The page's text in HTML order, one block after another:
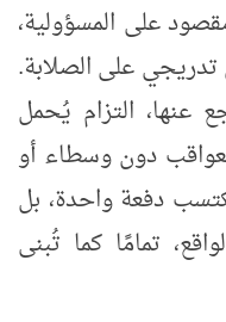
على المسؤولية،
تدريجي على الصلابة.
عنها، التزام يُحمل
دون وسطاء أو
دفعة واحدة، بل
تمامًا كما تُبنى